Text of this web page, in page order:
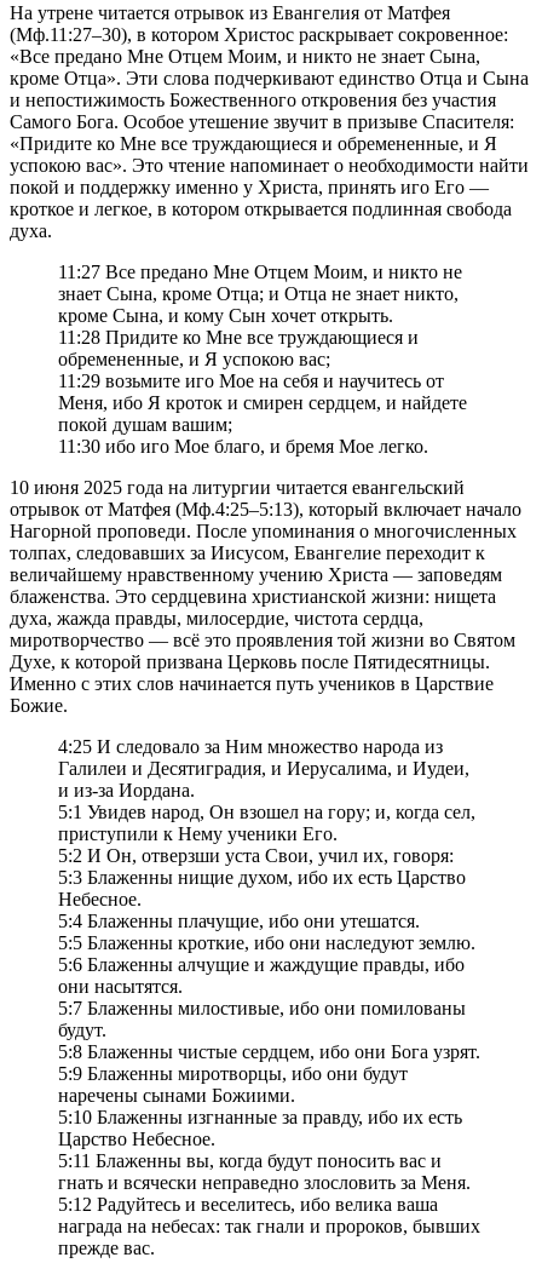
На утрене читается отрывок из Евангелия от Матфея
(Мф.11:27–30), в котором Христос раскрывает сокровенное:
«Все предано Мне Отцем Моим, и никто не знает Сына,
кроме Отца». Эти слова подчеркивают единство Отца и Сына
и непостижимость Божественного откровения без участия
Самого Бога. Особое утешение звучит в призыве Спасителя:
«Придите ко Мне все труждающиеся и обремененные, и Я
успокою вас». Это чтение напоминает о необходимости найти
покой и поддержку именно у Христа, принять иго Его —
кроткое и легкое, в котором открывается подлинная свобода
духа.
11:27 Все предано Мне Отцем Моим, и никто не
знает Сына, кроме Отца; и Отца не знает никто,
кроме Сына, и кому Сын хочет открыть.
11:28 Придите ко Мне все труждающиеся и
обремененные, и Я успокою вас;
11:29 возьмите иго Мое на себя и научитесь от
Меня, ибо Я кроток и смирен сердцем, и найдете
покой душам вашим;
11:30 ибо иго Мое благо, и бремя Мое легко.
10 июня 2025 года на литургии читается евангельский
отрывок от Матфея (Мф.4:25–5:13), который включает начало
Нагорной проповеди. После упоминания о многочисленных
толпах, следовавших за Иисусом, Евангелие переходит к
величайшему нравственному учению Христа — заповедям
блаженства. Это сердцевина христианской жизни: нищета
духа, жажда правды, милосердие, чистота сердца,
миротворчество — всё это проявления той жизни во Святом
Духе, к которой призвана Церковь после Пятидесятницы.
Именно с этих слов начинается путь учеников в Царствие
Божие.
4:25 И следовало за Ним множество народа из
Галилеи и Десятиградия, и Иерусалима, и Иудеи,
и из-за Иордана.
5:1 Увидев народ, Он взошел на гору; и, когда сел,
приступили к Нему ученики Его.
5:2 И Он, отверзши уста Свои, учил их, говоря:
5:3 Блаженны нищие духом, ибо их есть Царство
Небесное.
5:4 Блаженны плачущие, ибо они утешатся.
5:5 Блаженны кроткие, ибо они наследуют землю.
5:6 Блаженны алчущие и жаждущие правды, ибо
они насытятся.
5:7 Блаженны милостивые, ибо они помилованы
будут.
5:8 Блаженны чистые сердцем, ибо они Бога узрят.
5:9 Блаженны миротворцы, ибо они будут
наречены сынами Божиими.
5:10 Блаженны изгнанные за правду, ибо их есть
Царство Небесное.
5:11 Блаженны вы, когда будут поносить вас и
гнать и всячески неправедно злословить за Меня.
5:12 Радуйтесь и веселитесь, ибо велика ваша
награда на небесах: так гнали и пророков, бывших
прежде вас.